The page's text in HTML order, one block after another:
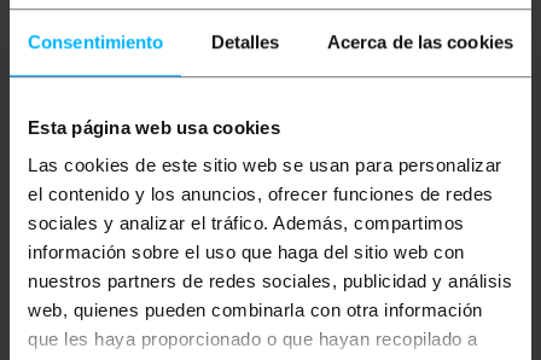
Consentimiento Detalles Acerca de las cookies
Esta página web usa cookies
Las cookies de este sitio web se usan para personalizar
el contenido y los anuncios, ofrecer funciones de redes
sociales y analizar el tráfico. Además, compartimos
información sobre el uso que haga del sitio web con
nuestros partners de redes sociales, publicidad y análisis
web, quienes pueden combinarla con otra información
que les haya proporcionado o que hayan recopilado a
benötigen, miteinander verbinden. In Verbindung mit
speziellen Videosender-Kits können sie auch zur
Videoübertragung verwendet werden. Twisted-Pair-
Design zur Minimierung elektrischer Störungen und
Technische Daten
Kategorie 7 SFTP (Kat. 7) RJ45-Ethernet-
Netzwerkkabel.
Kabellänge 20 m.
Übertragungsgeschwindigkeit: 10 Gbit/s über
100 Meter.
Maximale Bandbreite laut Regelung: 500 MHz.
LSZH-Beschichtung (Low Smoke Zero
Halogen).